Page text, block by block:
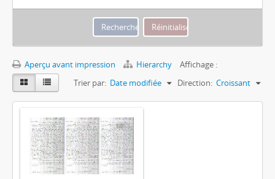
Aperçu avant impression Hierarchy
Affichage :
Trier par: Date modifiée Direction: Croissant